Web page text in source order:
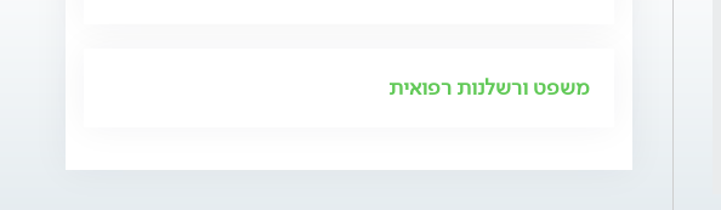
משפט ורשלנות רפואית